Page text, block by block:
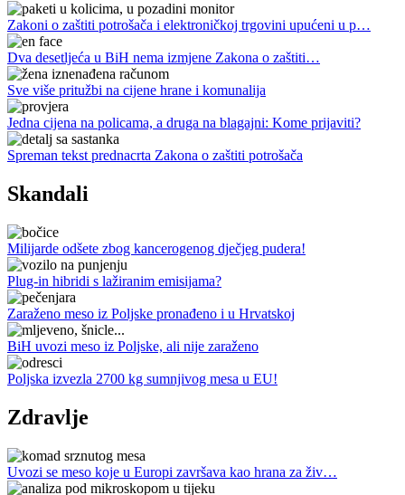
Zakoni o zaštiti potrošača i elektroničkoj trgovini upućeni u p…
Dva desetljeća u BiH nema izmjene Zakona o zaštiti…
Sve više pritužbi na cijene hrane i komunalija
Jedna cijena na policama, a druga na blagajni: Kome prijaviti?
Spreman tekst prednacrta Zakona o zaštiti potrošača
Skandali
Milijarde odšete zbog kancerogenog dječjeg pudera!
Plug-in hibridi s lažiranim emisijama?
Zaraženo meso iz Poljske pronađeno i u Hrvatskoj
BiH uvozi meso iz Poljske, ali nije zaraženo
Poljska izvezla 2700 kg sumnjivog mesa u EU!
Zdravlje
Uvozi se meso koje u Europi završava kao hrana za živ…